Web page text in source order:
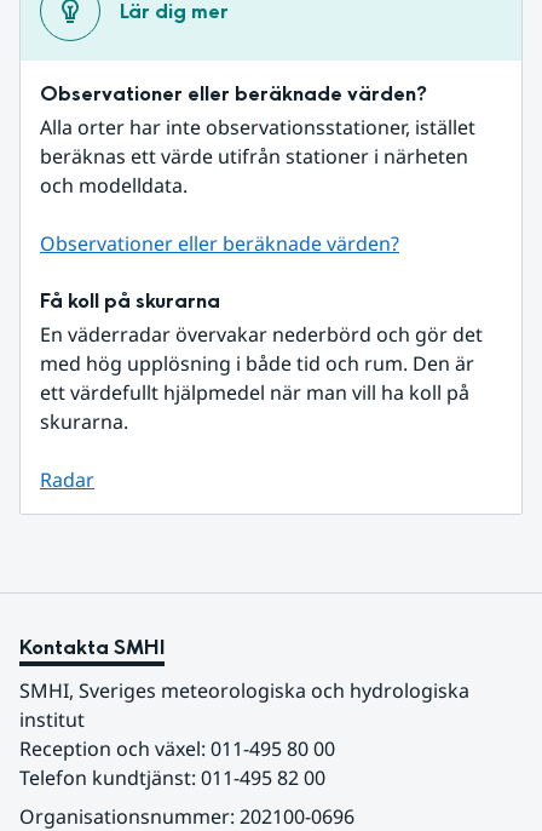
Lär dig mer
Observationer eller beräknade värden?
Alla orter har inte observationsstationer, istället
beräknas ett värde utifrån stationer i närheten
och modelldata.
Observationer eller beräknade värden?
Få koll på skurarna
En väderradar övervakar nederbörd och gör det
med hög upplösning i både tid och rum. Den är
ett värdefullt hjälpmedel när man vill ha koll på
skurarna.
Radar
Kontakta SMHI
SMHI, Sveriges meteorologiska och hydrologiska
institut
Reception och växel: 011-495 80 00
Telefon kundtjänst: 011-495 82 00
Organisationsnummer: 202100-0696